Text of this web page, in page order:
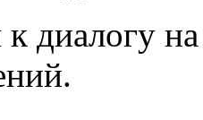
диалогу